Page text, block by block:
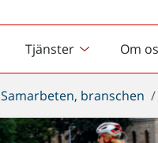
Tjänster Om
Samarbeten, branschen